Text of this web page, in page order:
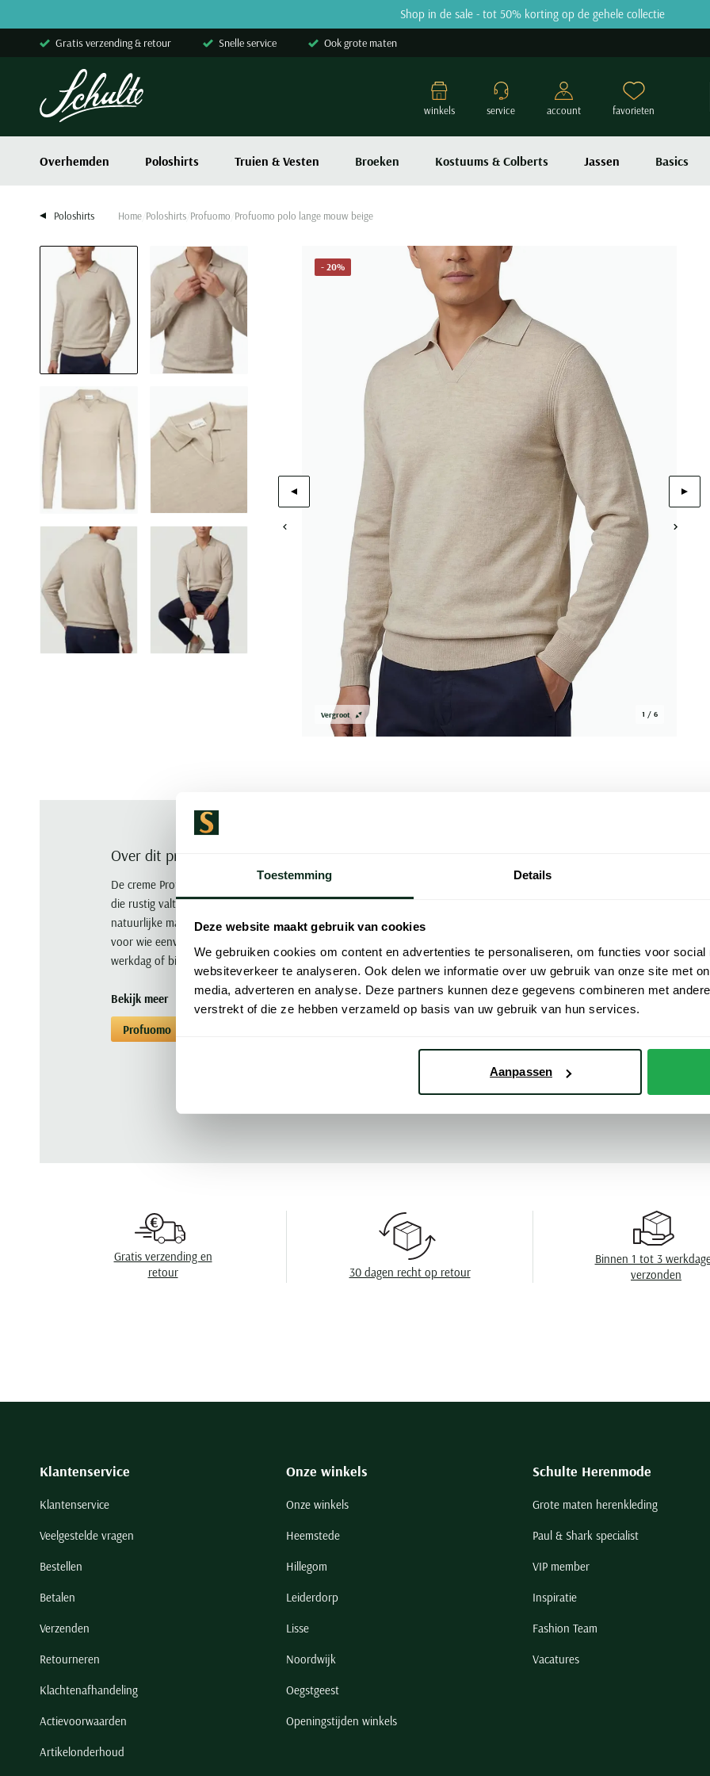
Toestemming Details
Deze website maakt gebruik van cookies
We gebruiken cookies om content en advertenties te personaliseren, om functies voor social
websiteverkeer te analyseren. Ook delen we informatie over uw gebruik van onze site met
media, adverteren en analyse. Deze partners kunnen deze gegevens combineren met
verstrekt of die ze hebben verzameld op basis van uw gebruik van hun services.
Aanpassen
Shop in de sale - tot 50% korting op de gehele collectie
Gratis verzending & retour Snelle service Ook grote maten
Overhemden Poloshirts Truien & Vesten Broeken Kostuums & Colberts Jassen Basics
winkels service account favorieten
Poloshirts Home Poloshirts Profuomo Profuomo polo lange mouw beige
Vergroot 1 / 6
- 20%
Over dit product
De creme Profuomo polo met lange mouw is gemêleerd, heeft een v-hals en een normale fit
die rustig valt. Het kledingstuk is gemaakt van 100% wol en voelt behaaglijk aan door het
natuurlijke materiaal. Het ontwerp is rustig en ingetogen zonder onnodige opsmuk, ideaal
voor wie eenvoudige kwaliteit waardering. Draag deze polo naar het kantoor op een normale
werkdag of bij een informele lunch met collega’s.
Bekijk meer
Profuomo
Merk
Materiaal
Pasvorm
Gratis verzending en
retour
30 dagen recht op retour
Binnen 1 tot 3
verzonden
Klantenservice
Klantenservice
Veelgestelde vragen
Bestellen
Betalen
Verzenden
Retourneren
Klachtenafhandeling
Actievoorwaarden
Artikelonderhoud
Onze winkels
Onze winkels
Heemstede
Hillegom
Leiderdorp
Lisse
Noordwijk
Oegstgeest
Openingstijden winkels
Schulte Herenmode
Grote maten herenkleding
Paul & Shark specialist
VIP member
Inspiratie
Fashion Team
Vacatures